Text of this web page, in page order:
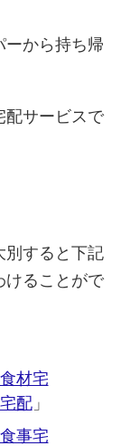
ーから持ち帰
配サービスで
別すると下記
けることがで
食材宅
配」
食事宅